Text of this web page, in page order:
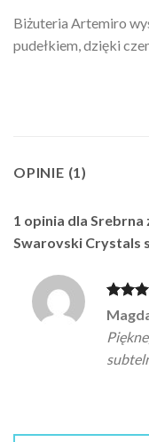
Biżuteria Artemiro
pudełkiem, dzięki
OPINIE (1)
1 opinia dla Srebrna
Swarovski Crystals
na 5